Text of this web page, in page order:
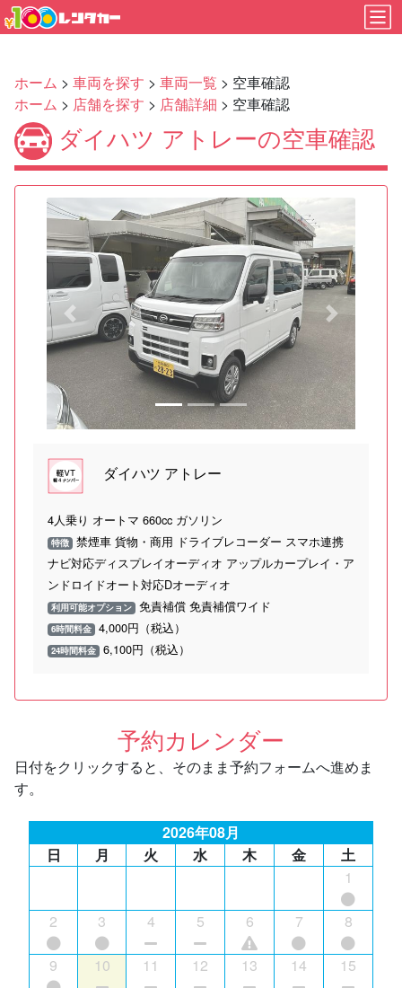
ホーム > 車両を探す > 車両一覧 > 空車確認
ホーム > 店舗を探す > 店舗詳細 > 空車確認
ダイハツ アトレーの空車確認
Previous Next
ダイハツ アトレー
4人乗り オートマ 660cc ガソリン
特徴 禁煙車 貨物・商用 ドライブレコーダー スマホ連携
ナビ対応ディスプレイオーディオ アップルカープレイ・ア
ンドロイドオート対応Dオーディオ
利用可能オプション 免責補償 免責補償ワイド
6時間料金 4,000円（税込）
24時間料金 6,100円（税込）
予約カレンダー
日付をクリックすると、そのまま予約フォームへ進めま
す。
2026年08月
日
月 火 水 木 金
土
1
2 3 4 5 6 7 8
9 10 11 12 13 14 15